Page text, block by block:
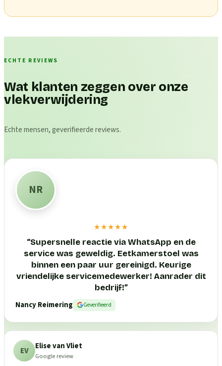
ECHTE REVIEWS
Wat klanten zeggen over onze
vlekverwijdering
Echte mensen, geverifieerde reviews.
NR
★★★★★
“Supersnelle reactie via WhatsApp en de
service was geweldig. Eetkamerstoel was
binnen een paar uur gereinigd. Keurige
vriendelijke servicemedewerker! Aanrader dit
bedrijf!”
Nancy Reimering
Geverifieerd
EV Elise van Vliet
Google review